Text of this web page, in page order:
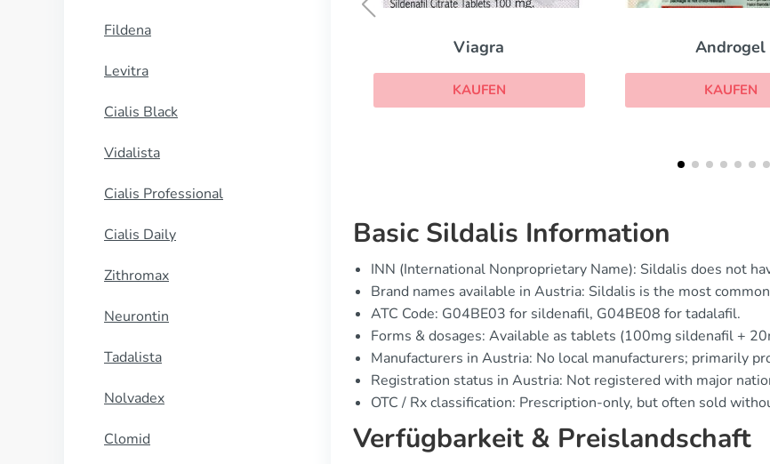
Fildena
Levitra
Cialis Black
Vidalista
Cialis Professional
Cialis Daily
Zithromax
Neurontin
Tadalista
Nolvadex
Clomid
Androgel
KAUFEN
Fildena
KAUFEN
Basic Sildalis Information
INN (International Nonproprietary Name): Sildalis does not
Brand names available in Austria: Sildalis is the most
ATC Code: G04BE03 for sildenafil, G04BE08 for tadalafil.
Forms & dosages: Available as tablets (100mg sildenafil +
Manufacturers in Austria: No local manufacturers; primarily
Registration status in Austria: Not registered with major
OTC / Rx classification: Prescription-only, but often sold
Verfügbarkeit & Preislandschaft